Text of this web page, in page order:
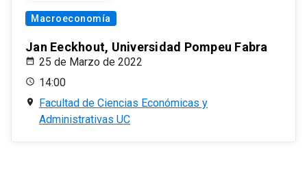
Macroeconomía
Jan Eeckhout, Universidad Pompeu Fabra
25 de Marzo de 2022
14:00
Facultad de Ciencias Económicas y
Administrativas UC